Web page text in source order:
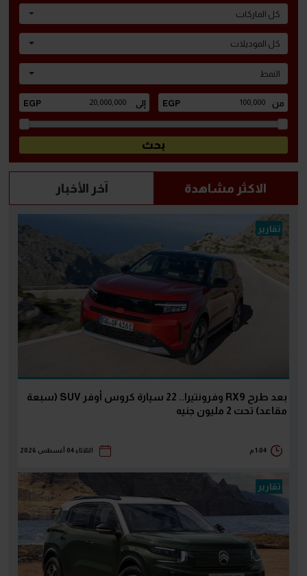
كل الماركات
كل الموديلات
النمط
الاكثر مشاهدة آخر الأخبار
تقارير
بعد طرح RX9 وفرونتيرا.. 22 سيارة كروس أوفر SUV (سبعة
مقاعد) تحت 2 مليون جنيه
1:04 م الثلاثاء 04 أغسطس 2026
تقارير